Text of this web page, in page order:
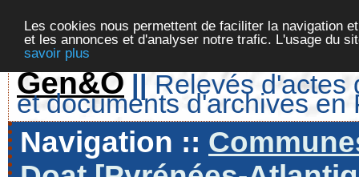
Les cookies nous permettent de faciliter la navigation
et les annonces et d'analyser notre trafic. L'usage du
savoir plus
Gen&O || Relevés d'actes
et documents d'archives en
Navigation ::